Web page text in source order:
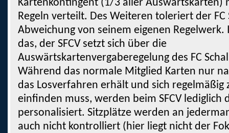
Kartenkontingent (1/3 aller Auswärtskarten)
Regeln verteilt. Des Weiteren toleriert der FC
Abweichung von seinem eigenen
das, der SFCV setzt sich über die
Auswärtskartenvergaberegelung des FC
Während das normale Mitglied Karten nur
das Losverfahren erhält und sich regelmäßig
einfinden muss, werden beim SFCV lediglich
personalisiert. Sitzplätze werden an
auch nicht kontrolliert (hier liegt nicht der